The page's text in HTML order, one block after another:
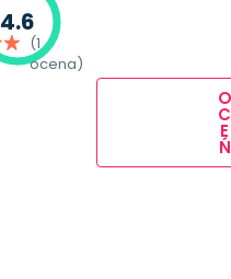
4.6
(1
ocena)
O
C
E
Ń